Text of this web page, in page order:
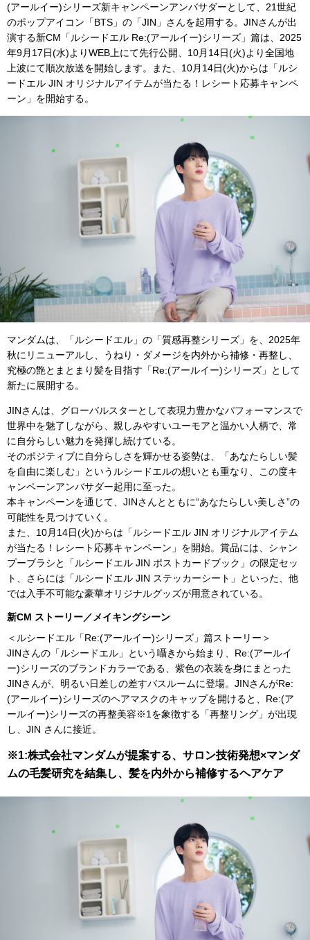
(アールイー)シリーズ新キャンペーンアンバサダーとして、21世紀
のポップアイコン「BTS」の「JIN」さんを起⽤する。JINさんが出
演する新CM「ルシードエル Re:(アールイー)シリーズ」篇は、2025
年9⽉17⽇(⽔)よりWEB上にて先⾏公開、10⽉14⽇(⽕)より全国地
上波にて順次放送を開始します。また、10⽉14⽇(⽕)からは「ルシ
ードエル JIN オリジナルアイテムが当たる！レシート応募キャンペ
ーン」を開始する。
マンダムは、「ルシードエル」の「質感再整シリーズ」を、2025年
秋にリニューアルし、うねり・ダメージを内外から補修・再整し、
究極の艶とまとまり髪を⽬指す「Re:(アールイー)シリーズ」として
新たに展開する。
JINさんは、グローバルスターとして表現⼒豊かなパフォーマンスで
世界中を魅了しながら、親しみやすいユーモアと温かい⼈柄で、常
に⾃分らしい魅⼒を発揮し続けている。
そのポジティブに⾃分らしさを輝かせる姿勢は、「あなたらしい髪
を⾃由に楽しむ」というルシードエルの想いとも重なり、この度キ
ャンペーンアンバサダー起⽤に⾄った。
本キャンペーンを通じて、JINさんとともに“あなたらしい美しさ”の
可能性を見つけていく。
また、10⽉14⽇(⽕)からは「ルシードエル JIN オリジナルアイテム
が当たる！レシート応募キャンペーン」を開始。賞品には、シャン
プーブラシと「ルシードエル JIN ポストカードブック」の限定セッ
ト、さらには「ルシードエル JIN ステッカーシート」といった、他
では⼊⼿不可能な豪華オリジナルグッズが用意されている。
新CM ストーリー／メイキングシーン
＜ルシードエル「Re:(アールイー)シリーズ」篇ストーリー＞
JINさんの「ルシードエル」という囁きから始まり、Re:(アールイ
ー)シリーズのブランドカラーである、紫⾊の⾐装を⾝にまとった
JINさんが、明るい⽇差しの差すバスルームに登場。JINさんがRe:
(アールイー)シリーズのヘアマスクのキャップを開けると、Re:(ア
ールイー)シリーズの再整美容※1を象徴する「再整リング」が出現
し、JIN さんに接近。
※1:株式会社マンダムが提案する、サロン技術発想×マンダ
ムの毛髪研究を結集し、髪を内外から補修するヘアケア